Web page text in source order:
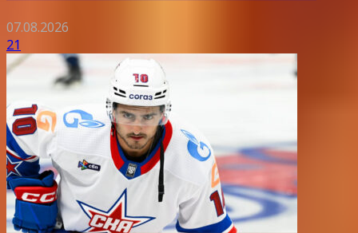
07.08.2026
21